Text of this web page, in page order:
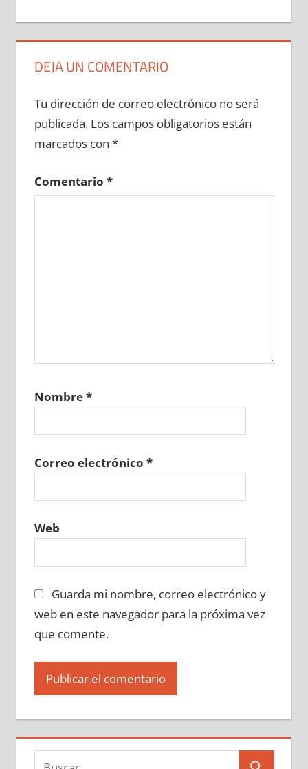
DEJA UN COMENTARIO
Tu dirección de correo electrónico no será
publicada. Los campos obligatorios están
marcados con *
Comentario *
Nombre*
Correo electrónico *
Web
Guarda mi nombre, correo electrónico y
web en este navegador para la próxima vez
que comente.